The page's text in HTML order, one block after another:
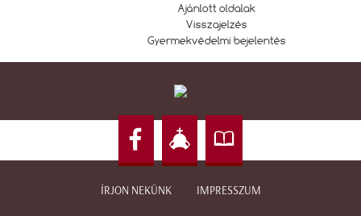
Ajánlott oldalak
Visszajelzés
Gyermekvédelmi bejelentés
ÍRJON NEKÜNK IMPRESSZUM